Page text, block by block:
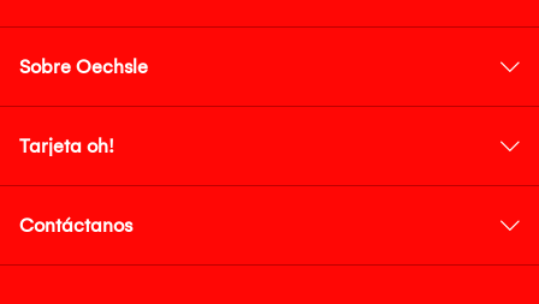
Sobre Oechsle
Tarjeta oh!
Contáctanos